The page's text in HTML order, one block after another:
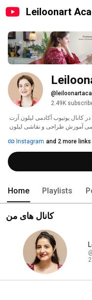
Leiloonart
2.49K
Instagram and 2 more links
Home Playlists
کانال های من